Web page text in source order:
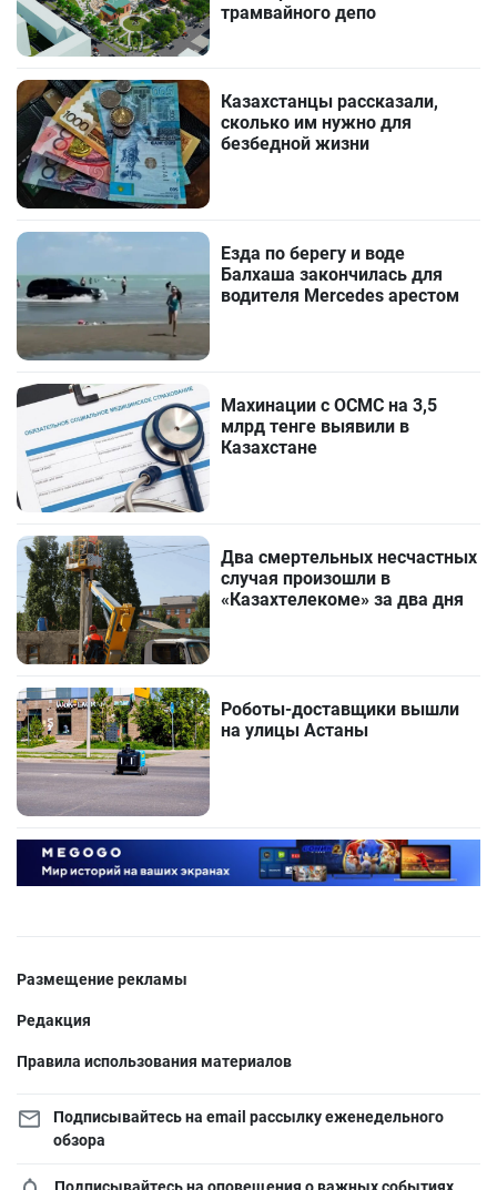
трамвайного депо
Казахстанцы рассказали,
сколько им нужно для
безбедной жизни
Езда по берегу и воде
Балхаша закончилась для
водителя Mercedes арестом
Махинации с ОСМС на 3,5
млрд тенге выявили в
Казахстане
Два смертельных несчастных
случая произошли в
«Казахтелекоме» за два дня
Роботы-доставщики вышли
на улицы Астаны
Размещение рекламы
Редакция
Правила использования материалов
Подписывайтесь на email рассылку еженедельного
обзора